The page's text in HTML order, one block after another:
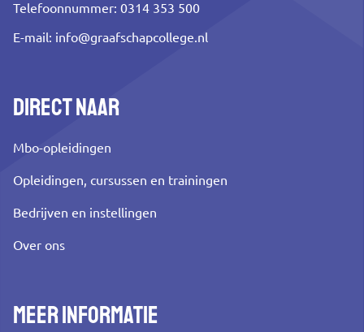
Telefoonnummer: 0314 353 500
E-mail: info@graafschapcollege.nl
Direct naar
Mbo-opleidingen
Opleidingen, cursussen en trainingen
Bedrijven en instellingen
Over ons
Meer informatie